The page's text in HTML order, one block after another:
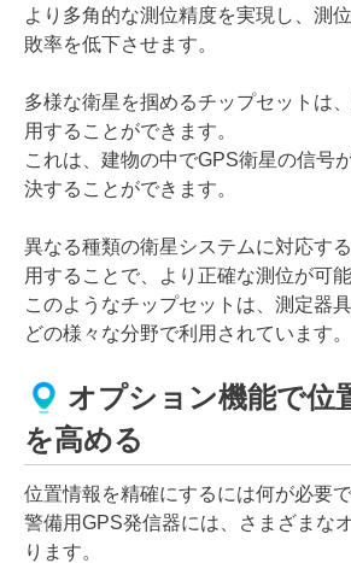
より多角的な測位精度を実現し、測
敗率を低下させます。
多様な衛星を掴めるチップセットは
用することができます。
これは、建物の中でGPS衛星の信号
決することができます。
異なる種類の衛星システムに対応す
用することで、より正確な測位が可能
このようなチップセットは、測定器
どの様々な分野で利用されています。
オプション機能で位
を高める
位置情報を精確にするには何が必要
警備用GPS発信器には、さまざまな
ります。